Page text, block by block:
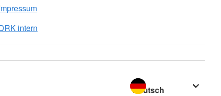
intern
Sprache wechseln zu